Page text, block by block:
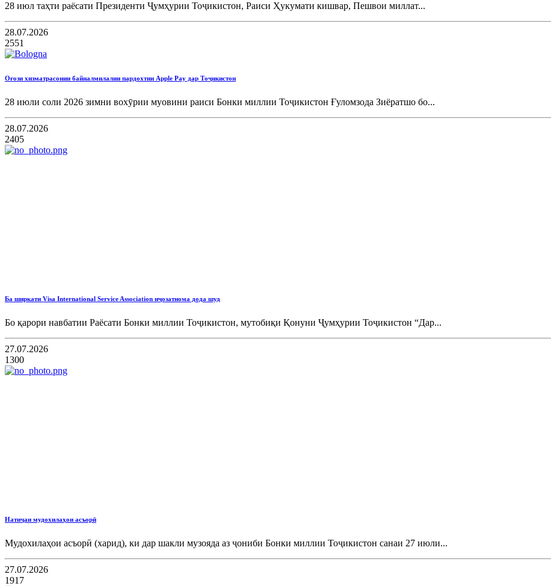
28 июл таҳти раёсати Президенти Ҷумҳурии Тоҷикистон, Раиси Ҳукумати кишвар, Пешвои миллат...
28.07.2026
2551
Оғози хизматрасонии байналмилалии пардохтии Apple Pay дар Тоҷикистон
28 июли соли 2026 зимни вохӯрии муовини раиси Бонки миллии Тоҷикистон Ғуломзода Зиёратшо бо...
28.07.2026
2405
Ба ширкати Visa International Service Association иҷозатнома дода шуд
Бо қарори навбатии Раёсати Бонки миллии Тоҷикистон, мутобиқи Қонуни Ҷумҳурии Тоҷикистон “Дар...
27.07.2026
1300
Натиҷаи мудохилаҳои асъорӣ
Мудохилаҳои асъорӣ (харид), ки дар шакли музояда аз ҷониби Бонки миллии Тоҷикистон санаи 27 июли...
27.07.2026
1917